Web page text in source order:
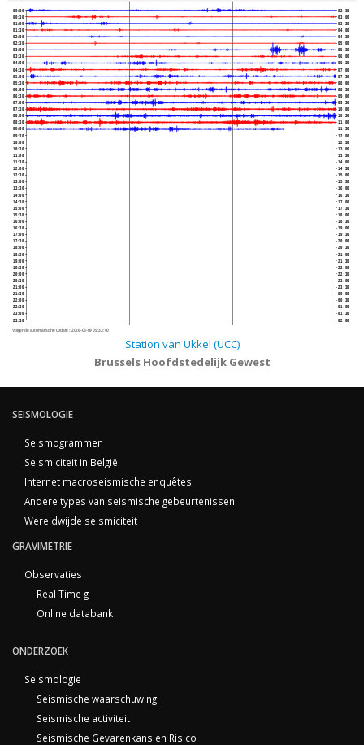
00:00
00:30
01:00
01:30
02:00
02:30
03:00
03:30
04:00
04:30
05:00
05:30
06:00
06:30
07:00
07:30
08:00
08:30
09:00
09:30
10:00
10:30
11:00
11:30
12:00
12:30
13:00
13:30
14:00
14:30
15:00
15:30
16:00
16:30
17:00
17:30
18:00
18:30
19:00
19:30
20:00
20:30
21:00
21:30
22:00
22:30
23:00
23:30
02:30
03:00
03:30
04:00
04:30
05:00
05:30
06:00
06:30
07:00
07:30
08:00
08:30
09:00
09:30
10:00
10:30
11:00
11:30
12:00
12:30
13:00
13:30
14:00
14:30
15:00
15:30
16:00
16:30
17:00
17:30
18:00
18:30
19:00
19:30
20:00
20:30
21:00
21:30
22:00
22:30
23:00
23:30
00:00
00:30
01:00
01:30
02:00
Volgende automatische update : 2026-08-09 09:33:40
Station van Ukkel (UCC)
Brussels Hoofdstedelijk Gewest
SEISMOLOGIE
Seismogrammen
Seismiciteit in België
Internet macroseismische enquêtes
Andere types van seismische gebeurtenissen
Wereldwijde seismiciteit
GRAVIMETRIE
Observaties
Real Time g
Online databank
ONDERZOEK
Seismologie
Seismische waarschuwing
Seismische activiteit
Seismische Gevarenkans en Risico